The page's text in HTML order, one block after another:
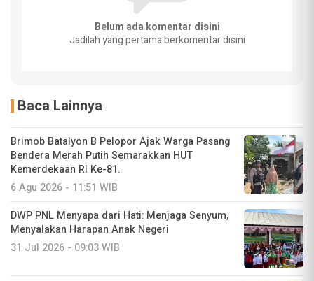
Belum ada komentar disini
Jadilah yang pertama berkomentar disini
Baca Lainnya
Brimob Batalyon B Pelopor Ajak Warga Pasang
Bendera Merah Putih Semarakkan HUT
Kemerdekaan RI Ke-81.
6 Agu 2026 - 11:51 WIB
DWP PNL Menyapa dari Hati: Menjaga Senyum,
Menyalakan Harapan Anak Negeri
31 Jul 2026 - 09:03 WIB